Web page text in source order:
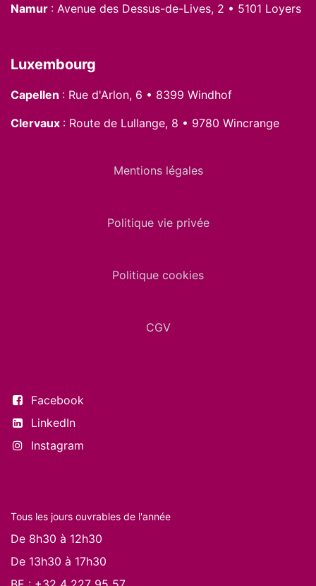
Namur : Avenue des Dessus-de-Lives, 2 • 5101 Loyers
Luxembourg
Capellen : Rue d'Arlon, 6 • 8399 Windhof
Clervaux : Route de Lullange, 8 • 9780 Wincrange
Mentions légales
Politique vie privée
Politique cookies
CGV
Facebook
LinkedIn
Instagram
Tous les jours ouvrables de l'année
De 8h30 à 12h30
De 13h30 à 17h30